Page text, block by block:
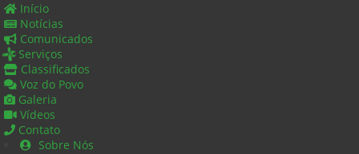
Início
Notícias
Comunicados
Serviços
Classificados
Voz do Povo
Galeria
Vídeos
Contato
Sobre Nós